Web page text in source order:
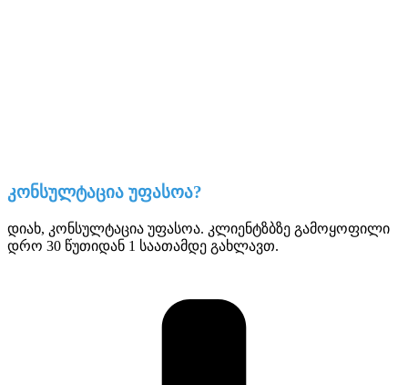
კონსულტაცია უფასოა?
დიახ, კონსულტაცია უფასოა. კლიენტზბზე გამოყოფილი
დრო 30 წუთიდან 1 საათამდე გახლავთ.